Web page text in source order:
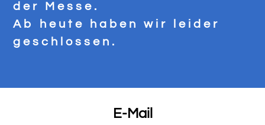
der Messe.
Ab heute haben wir leider
geschlossen.
E-Mail